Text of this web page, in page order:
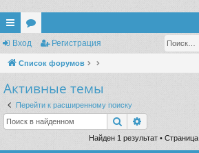
с
ы
лк
и
ор
ум
ы
Вход Регистрация
Список форумов
Активные темы
Перейти к расширенному поиску
Поиск
Найден 1 результат • Страница